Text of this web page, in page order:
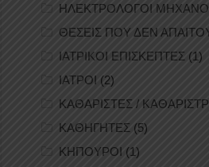
ΗΛΕΚΤΡΟΛΟΓΟΙ
ΘΕΣΕΙΣ ΠΟΥ ΔΕΝ
ΙΑΤΡΙΚΟΙ ΕΠΙΣΚΕΠΤΕΣ (1)
ΙΑΤΡΟΙ (2)
ΚΑΘΑΡΙΣΤΕΣ /
ΚΑΘΗΓΗΤΕΣ (5)
ΚΗΠΟΥΡΟΙ (1)